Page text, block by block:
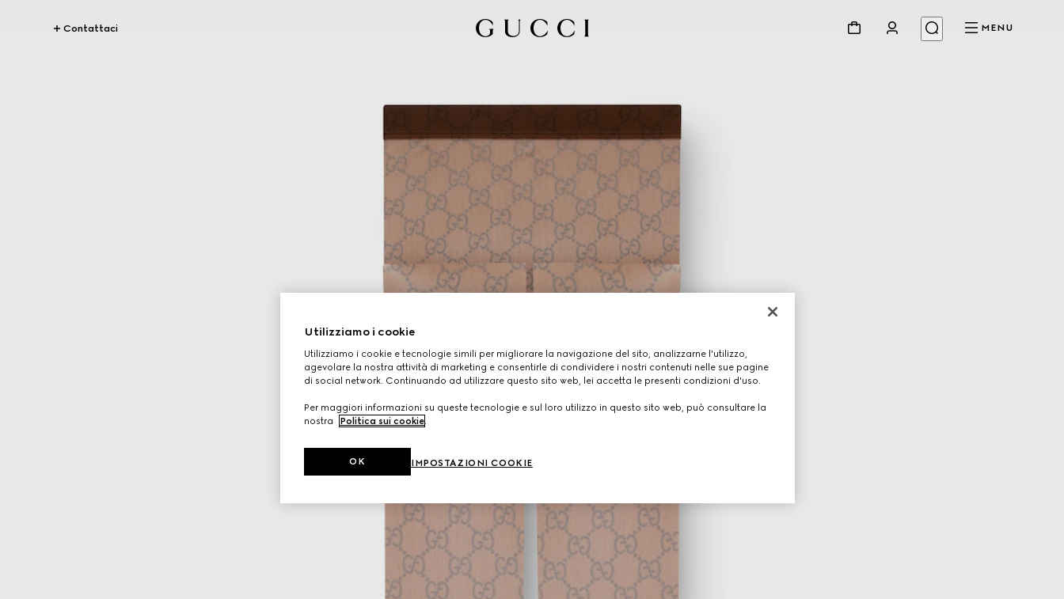
Contattaci MENU
Utilizziamo i cookie
Utilizziamo i cookie e tecnologie simili per migliorare la navigazione del sito, analizzarne l'utilizzo,
agevolare la nostra attività di marketing e consentirle di condividere i nostri contenuti nelle sue pagine
di social network. Continuando ad utilizzare questo sito web, lei accetta le presenti condizioni d'uso.
Per maggiori informazioni su queste tecnologie e sul loro utilizzo in questo sito web, può consultare la
nostra
Politica sui cookie.
IMPOSTAZIONI COOKIE
OK